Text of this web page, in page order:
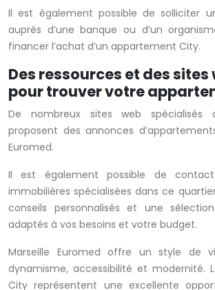
Il est également possible de solliciter
auprès d’une banque ou d’un
financer l’achat d’un appartement City.
Des ressources et des sites
pour trouver votre
De nombreux sites web spécialisés
proposent des annonces
Euromed.
Il est également possible de
immobilières spécialisées dans ce
conseils personnalisés et une
adaptés à vos besoins et votre budget.
Marseille Euromed offre un style de
dynamisme, accessibilité et modernité.
City représentent une excellente